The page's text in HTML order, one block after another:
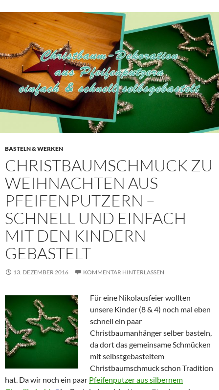
BASTELN & WERKEN
CHRISTBAUMSCHMUCK ZU
WEIHNACHTEN AUS
PFEIFENPUTZERN –
SCHNELL UND EINFACH
MIT DEN KINDERN
GEBASTELT
13. DEZEMBER 2016 KOMMENTAR HINTERLASSEN
Für eine Nikolausfeier wollten
unsere Kinder (8 & 4) noch mal eben
schnell ein paar
Christbaumanhänger selber basteln,
da dort das gemeinsame Schmücken
mit selbstgebasteltem
Christbaumschmuck schon Tradition
hat. Da wir noch ein paar Pfeifenputzer aus silbernem